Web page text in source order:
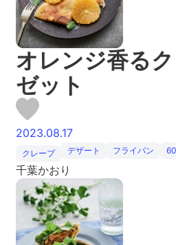
オレンジ香る
ゼット
2023.08.17
クレープ デザート フライパン
千葉かおり